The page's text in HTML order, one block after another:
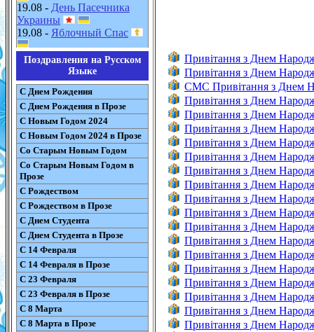
19.08 - День Пасечника
Украины
19.08 - Яблочный Спас
Поздравления на Русском
Языке
С Днем Рождения
С Днем Рождения в Прозе
С Новым Годом 2024
С Новым Годом 2024 в Прозе
Со Старым Новым Годом
Со Старым Новым Годом в
Прозе
С Рождеством
С Рождеством в Прозе
С Днем Студента
С Днем Студента в Прозе
С 14 Февраля
С 14 Февраля в Прозе
С 23 Февраля
С 23 Февраля в Прозе
С 8 Марта
С 8 Марта в Прозе
Привітання з Днем
Привітання з Днем
CMC Привітання з Днем
Привітання з Днем
Привітання з Днем
Привітання з Днем
Привітання з Днем
Привітання з Днем
Привітання з Днем
Привітання з Днем
Привітання з Днем
Привітання з Днем
Привітання з Днем
Привітання з Днем
Привітання з Днем
Привітання з Днем
Привітання з Днем
Привітання з Днем
Привітання з Днем
Привітання з Днем